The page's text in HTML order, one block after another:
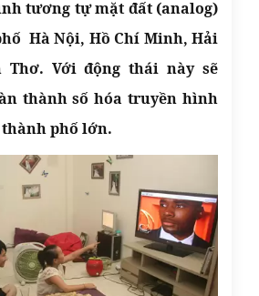
tương tự mặt đất (analog)
Hà Nội, Hồ Chí Minh, Hải
Thơ. Với động thái này sẽ
thành số hóa truyền hình
phố lớn.